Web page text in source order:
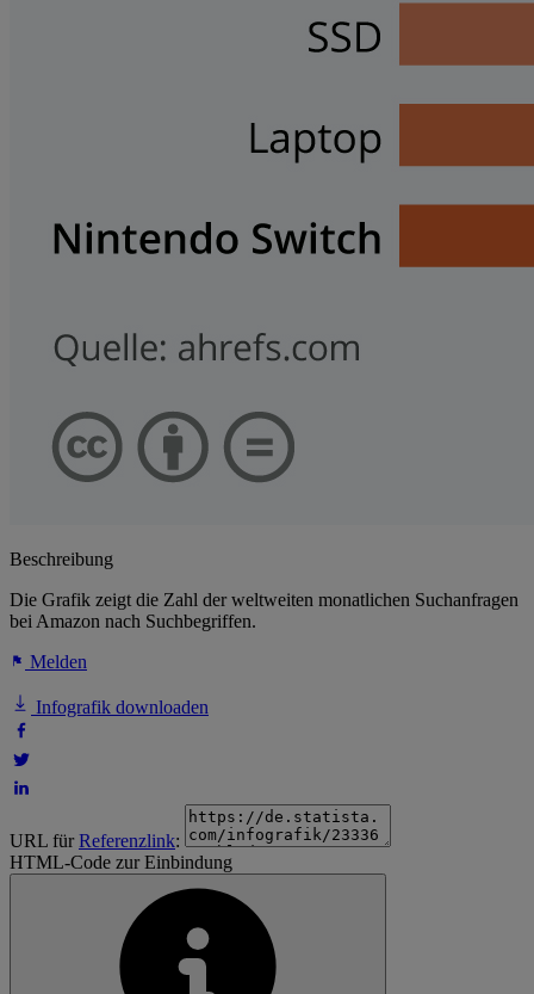
Beschreibung
Die Grafik zeigt die Zahl der weltweiten monatlichen Suchanfragen
bei Amazon nach Suchbegriffen.
Melden
Infografik downloaden
URL fürReferenzlink:
HTML-Code zur Einbindung